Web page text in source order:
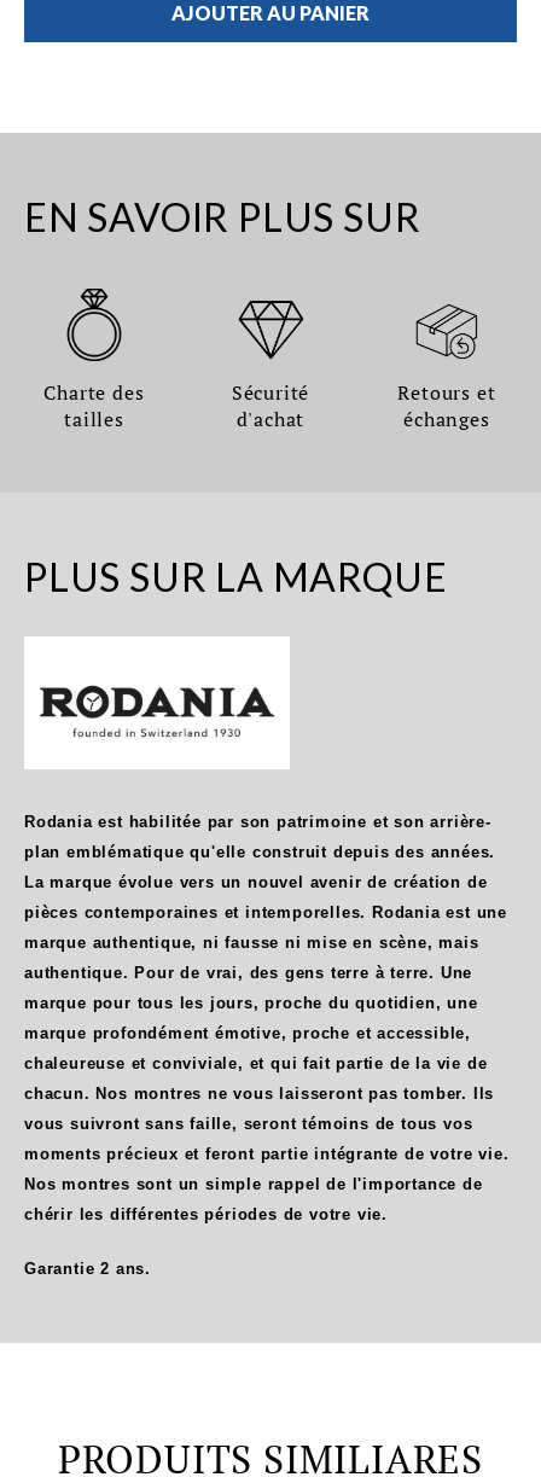
AJOUTER AU PANIER
EN SAVOIR PLUS SUR
Charte des
tailles
Sécurité
d'achat
Retours et
échanges
PLUS SUR LA MARQUE
Rodania est habilitée par son patrimoine et son arrière-
plan emblématique qu'elle construit depuis des années.
La marque évolue vers un nouvel avenir de création de
pièces contemporaines et intemporelles. Rodania est une
marque authentique, ni fausse ni mise en scène, mais
authentique. Pour de vrai, des gens terre à terre. Une
marque pour tous les jours, proche du quotidien, une
marque profondément émotive, proche et accessible,
chaleureuse et conviviale, et qui fait partie de la vie de
chacun. Nos montres ne vous laisseront pas tomber. Ils
vous suivront sans faille, seront témoins de tous vos
moments précieux et feront partie intégrante de votre vie.
Nos montres sont un simple rappel de l'importance de
chérir les différentes périodes de votre vie.
Garantie 2 ans.
PRODUITS SIMILIARES